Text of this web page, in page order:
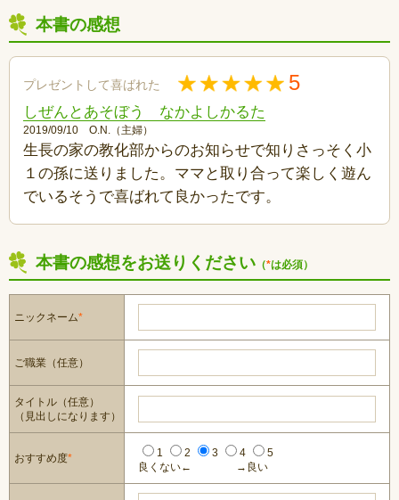
本書の感想
プレゼントして喜ばれた 5
しぜんとあそぼう なかよしかるた
2019/09/10 O.N.（主婦）
生長の家の教化部からのお知らせで知りさっそく小
１の孫に送りました。ママと取り合って楽しく遊ん
でいるそうで喜ばれて良かったです。
本書の感想をお送りください （*は必須）
ニックネーム*
ご職業（任意）
タイトル（任意）
（見出しになります）
おすすめ度* 1 2 3 4
5
良くない←
→良い